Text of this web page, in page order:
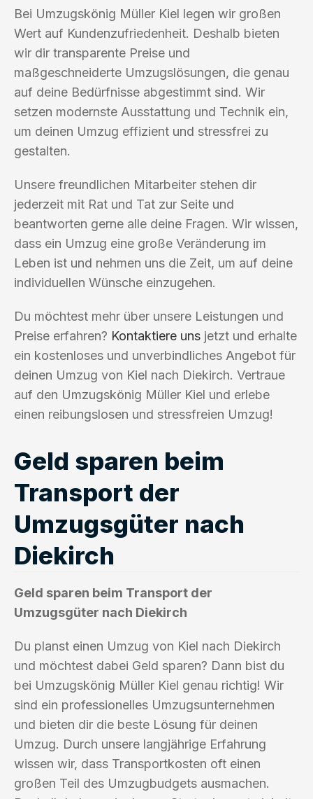
Bei Umzugskönig Müller Kiel legen wir großen
Wert auf Kundenzufriedenheit. Deshalb bieten
wir dir transparente Preise und
maßgeschneiderte Umzugslösungen, die genau
auf deine Bedürfnisse abgestimmt sind. Wir
setzen modernste Ausstattung und Technik ein,
um deinen Umzug effizient und stressfrei zu
gestalten.
Unsere freundlichen Mitarbeiter stehen dir
jederzeit mit Rat und Tat zur Seite und
beantworten gerne alle deine Fragen. Wir wissen,
dass ein Umzug eine große Veränderung im
Leben ist und nehmen uns die Zeit, um auf deine
individuellen Wünsche einzugehen.
Du möchtest mehr über unsere Leistungen und
Preise erfahren? Kontaktiere uns jetzt und erhalte
ein kostenloses und unverbindliches Angebot für
deinen Umzug von Kiel nach Diekirch. Vertraue
auf den Umzugskönig Müller Kiel und erlebe
einen reibungslosen und stressfreien Umzug!
Geld sparen beim
Transport der
Umzugsgüter nach
Diekirch
Geld sparen beim Transport der
Umzugsgüter nach Diekirch
Du planst einen Umzug von Kiel nach Diekirch
und möchtest dabei Geld sparen? Dann bist du
bei Umzugskönig Müller Kiel genau richtig! Wir
sind ein professionelles Umzugsunternehmen
und bieten dir die beste Lösung für deinen
Umzug. Durch unsere langjährige Erfahrung
wissen wir, dass Transportkosten oft einen
großen Teil des Umzugbudgets ausmachen.